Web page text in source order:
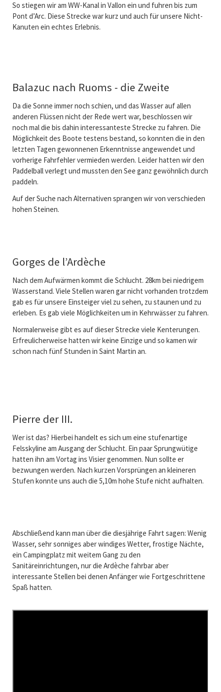
So stiegen wir am WW-Kanal in Vallon ein und fuhren bis zum
Pont d’Arc. Diese Strecke war kurz und auch für unsere Nicht-
Kanuten ein echtes Erlebnis.
Balazuc nach Ruoms - die Zweite
Da die Sonne immer noch schien, und das Wasser auf allen
anderen Flüssen nicht der Rede wert war, beschlossen wir
noch mal die bis dahin interessanteste Strecke zu fahren. Die
Möglichkeit des Boote testens bestand, so konnten die in den
letzten Tagen gewonnenen Erkenntnisse angewendet und
vorherige Fahrfehler vermieden werden. Leider hatten wir den
Paddelball verlegt und mussten den See ganz gewöhnlich durch
paddeln.
Auf der Suche nach Alternativen sprangen wir von verschieden
hohen Steinen.
Gorges de l’Ardèche
Nach dem Aufwärmen kommt die Schlucht. 28km bei niedrigem
Wasserstand. Viele Stellen waren gar nicht vorhanden trotzdem
gab es für unsere Einsteiger viel zu sehen, zu staunen und zu
erleben. Es gab viele Möglichkeiten um in Kehrwässer zu fahren.
Normalerweise gibt es auf dieser Strecke viele Kenterungen.
Erfreulicherweise hatten wir keine Einzige und so kamen wir
schon nach fünf Stunden in Saint Martin an.
Pierre der III.
Wer ist das? Hierbei handelt es sich um eine stufenartige
Felsskyline am Ausgang der Schlucht. Ein paar Sprungwütige
hatten ihn am Vortag ins Visier genommen. Nun sollte er
bezwungen werden. Nach kurzen Vorsprüngen an kleineren
Stufen konnte uns auch die 5,10m hohe Stufe nicht aufhalten.
Abschließend kann man über die diesjährige Fahrt sagen: Wenig
Wasser, sehr sonniges aber windiges Wetter, frostige Nächte,
ein Campingplatz mit weitem Gang zu den
Sanitäreinrichtungen, nur die Ardèche fahrbar aber
interessante Stellen bei denen Anfänger wie Fortgeschrittene
Spaß hatten.